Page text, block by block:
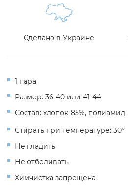
Сделано в Украине
1 пара
Размер: 36-40 или 41-44
Состав: хлопок-85%, полиамид-
Стирать при температуре: 30°
Не гладить
Не отбеливать
Химчистка запрещена